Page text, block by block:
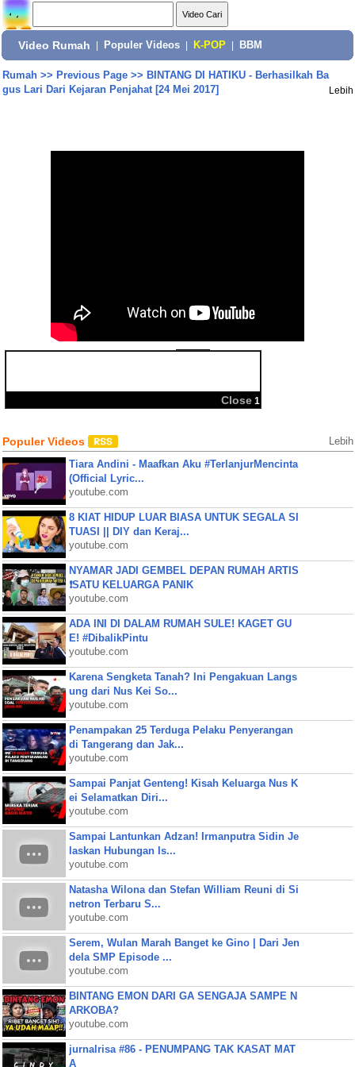
Video Rumah Populer Videos K-POP BBM
Rumah>> Previous Page>> BINTANG DI HATIKU - Berhasilkah Ba
gus Lari Dari Kejaran Penjahat [24 Mei 2017]
Lebih
BBM
Populer Videos Lebih
Tiara Andini - Maafkan Aku #TerlanjurMencinta
(Official Lyric...
youtube.com
8 KIAT HIDUP LUAR BIASA UNTUK SEGALA SI
TUASI || DIY dan Keraj...
youtube.com
NYAMAR JADI GEMBEL DEPAN RUMAH ARTIS
❗SATU KELUARGA PANIK
youtube.com
ADA INI DI DALAM RUMAH SULE! KAGET GU
E! #DibalikPintu
youtube.com
Karena Sengketa Tanah? Ini Pengakuan Langs
ung dari Nus Kei So...
youtube.com
Penampakan 25 Terduga Pelaku Penyerangan
di Tangerang dan Jak...
youtube.com
Sampai Panjat Genteng! Kisah Keluarga Nus K
ei Selamatkan Diri...
youtube.com
Sampai Lantunkan Adzan! Irmanputra Sidin Je
laskan Hubungan Is...
youtube.com
Natasha Wilona dan Stefan William Reuni di Si
netron Terbaru S...
youtube.com
Serem, Wulan Marah Banget ke Gino | Dari Jen
dela SMP Episode ...
youtube.com
BINTANG EMON DARI GA SENGAJA SAMPE N
ARKOBA?
youtube.com
jurnalrisa #86 - PENUMPANG TAK KASAT MAT
A